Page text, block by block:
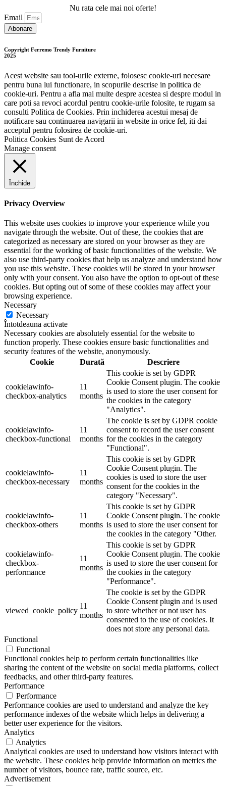
Nu rata cele mai noi oferte!
Email
Abonare
Copyright Ferremo Trendy Furniture
2025
Acest website sau tool-urile externe, folosesc cookie-uri necesare
pentru buna lui functionare, in scopurile descrise in politica de
cookie-uri. Pentru a afla mai multe despre acestea si despre modul in
care poti sa revoci acordul pentru cookie-urile folosite, te rugam sa
consulti Politica de Cookies. Prin inchiderea acestui mesaj de
notificare sau continuarea navigarii in website in orice fel, iti dai
acceptul pentru folosirea de cookie-uri.
Politica Cookies Sunt de Acord
Manage consent
Închide
Privacy Overview
This website uses cookies to improve your experience while you
navigate through the website. Out of these, the cookies that are
categorized as necessary are stored on your browser as they are
essential for the working of basic functionalities of the website. We
also use third-party cookies that help us analyze and understand how
you use this website. These cookies will be stored in your browser
only with your consent. You also have the option to opt-out of these
cookies. But opting out of some of these cookies may affect your
browsing experience.
Necessary
Necessary
Întotdeauna activate
Necessary cookies are absolutely essential for the website to
function properly. These cookies ensure basic functionalities and
security features of the website, anonymously.
Cookie
Durată Descriere
cookielawinfo-
checkbox-analytics
11
months
This cookie is set by GDPR
Cookie Consent plugin. The cookie
is used to store the user consent for
the cookies in the category
"Analytics".
cookielawinfo-
checkbox-functional
11
months
The cookie is set by GDPR cookie
consent to record the user consent
for the cookies in the category
"Functional".
cookielawinfo-
checkbox-necessary
11
months
This cookie is set by GDPR
Cookie Consent plugin. The
cookies is used to store the user
consent for the cookies in the
category "Necessary".
cookielawinfo-
checkbox-others
11
months
This cookie is set by GDPR
Cookie Consent plugin. The cookie
is used to store the user consent for
the cookies in the category "Other.
cookielawinfo-
checkbox-
performance
11
months
This cookie is set by GDPR
Cookie Consent plugin. The cookie
is used to store the user consent for
the cookies in the category
"Performance".
viewed_cookie_policy
11
months
The cookie is set by the GDPR
Cookie Consent plugin and is used
to store whether or not user has
consented to the use of cookies. It
does not store any personal data.
Functional
Functional
Functional cookies help to perform certain functionalities like
sharing the content of the website on social media platforms, collect
feedbacks, and other third-party features.
Performance
Performance
Performance cookies are used to understand and analyze the key
performance indexes of the website which helps in delivering a
better user experience for the visitors.
Analytics
Analytics
Analytical cookies are used to understand how visitors interact with
the website. These cookies help provide information on metrics the
number of visitors, bounce rate, traffic source, etc.
Advertisement